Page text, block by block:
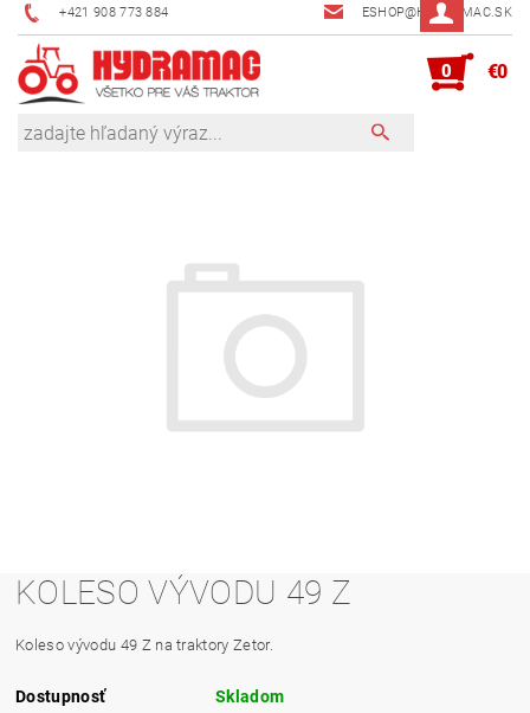
+421 908 773 884 ESHOP@HYDRAMAC.SK
0 €0
KOLESO VÝVODU 49 Z
Koleso vývodu 49 Z na traktory Zetor.
Dostupnosť Skladom